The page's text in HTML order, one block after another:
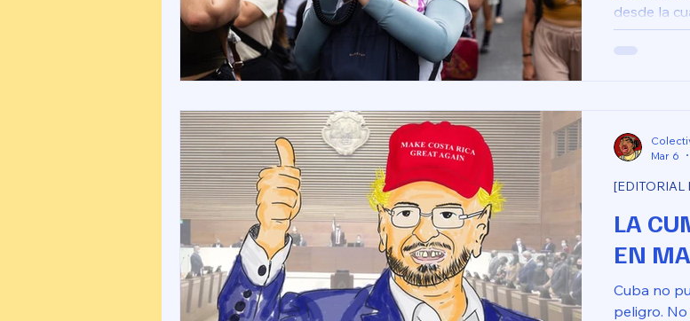
desde la
LA
EN
Cuba no
peligro.
[EDITORIAL
Mar 6